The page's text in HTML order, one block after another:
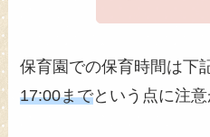
保育園での保育時間は下
17:00までという点に注意